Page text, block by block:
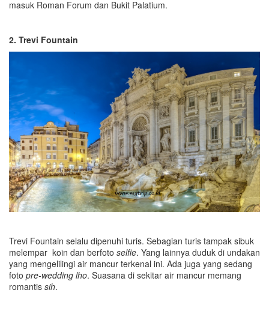
masuk Roman Forum dan Bukit Palatium.
2. Trevi Fountain
Trevi Fountain selalu dipenuhi turis. Sebagian turis tampak sibuk
melempar koin dan berfoto selfie. Yang lainnya duduk di undakan
yang mengelilingi air mancur terkenal ini. Ada juga yang sedang
foto pre-wedding lho. Suasana di sekitar air mancur memang
romantis sih.